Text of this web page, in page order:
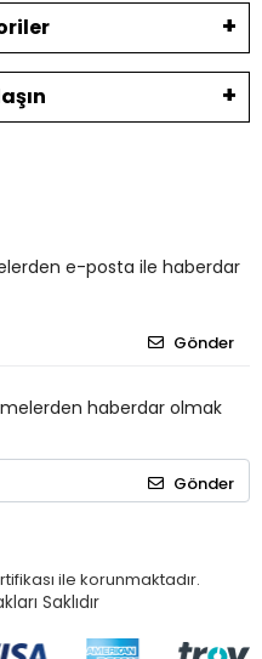
e-posta ile haberdar
Gönder
haberdar olmak
Gönder
ile korunmaktadır.
Saklıdır